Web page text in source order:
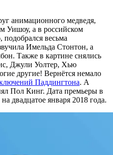
анимационного медведя,
Уишоу, а в российском
весьма
Имельда Стонтон, а
Также в картине снялись
Джули Уолтер, Хью
другие! Вернётся немало
Паддингтона. А
Пол Кинг. Дата премьеры в
двадцатое января 2018 года.